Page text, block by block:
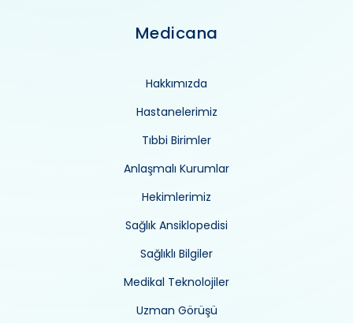
Medicana
Hakkımızda
Hastanelerimiz
Tıbbi Birimler
Anlaşmalı Kurumlar
Hekimlerimiz
Sağlık Ansiklopedisi
Sağlıklı Bilgiler
Medikal Teknolojiler
Uzman Görüşü